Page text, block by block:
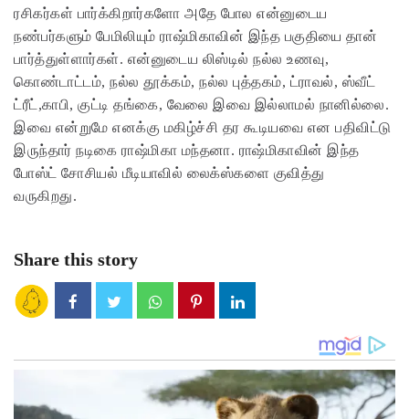
ரசிகர்கள் பார்க்கிறார்களோ அதே போல என்னுடைய
நண்பர்களும் பேமிலியும் ராஷ்மிகாவின் இந்த பகுதியை தான்
பார்த்துள்ளார்கள். என்னுடைய லிஸ்டில் நல்ல உணவு,
கொண்டாட்டம், நல்ல தூக்கம், நல்ல புத்தகம், ட்ராவல், ஸ்வீட்
ட்ரீட்,காபி, குட்டி தங்கை, வேலை இவை இல்லாமல் நானில்லை.
இவை என்றுமே எனக்கு மகிழ்ச்சி தர கூடியவை என பதிவிட்டு
இருந்தார் நடிகை ராஷ்மிகா மந்தனா. ராஷ்மிகாவின் இந்த
போஸ்ட் சோசியல் மீடியாவில் லைக்ஸ்களை குவித்து
வருகிறது.
Share this story